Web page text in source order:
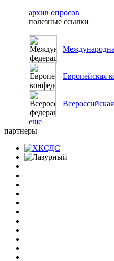
архив опросов
полезные ссылки
Европейская
еще
партнеры